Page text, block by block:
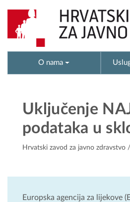
O nama
Uključenje
podataka u
Hrvatski zavod za javno zdravstvo /
Europska agencija za lijekove